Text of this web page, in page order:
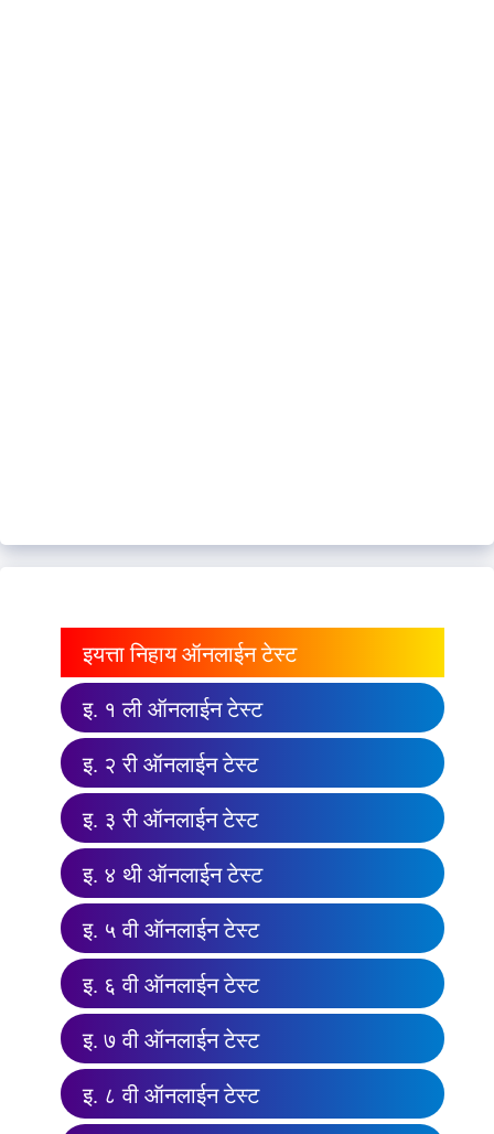
इयत्ता निहाय ऑनलाईन टेस्ट
इ. १ ली ऑनलाईन टेस्ट
इ. २ री ऑनलाईन टेस्ट
इ. ३ री ऑनलाईन टेस्ट
इ. ४ थी ऑनलाईन टेस्ट
इ. ५ वी ऑनलाईन टेस्ट
इ. ६ वी ऑनलाईन टेस्ट
इ. ७ वी ऑनलाईन टेस्ट
इ. ८ वी ऑनलाईन टेस्ट